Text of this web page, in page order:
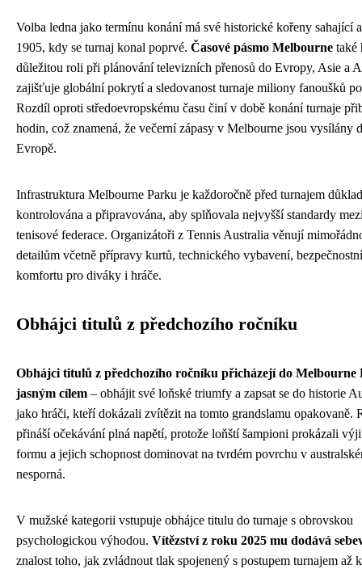
Volba ledna jako termínu konání má své historické kořeny sahající
1905, kdy se turnaj konal poprvé. Časové pásmo Melbourne také
důležitou roli při plánování televizních přenosů do Evropy, Asie a
zajišťuje globální pokrytí a sledovanost turnaje miliony fanoušků
Rozdíl oproti středoevropskému času činí v době konání turnaje
hodin, což znamená, že večerní zápasy v Melbourne jsou vysílány
Evropě.
Infrastruktura Melbourne Parku je každoročně před turnajem
kontrolována a připravována, aby splňovala nejvyšší standardy
tenisové federace. Organizátoři z Tennis Australia věnují
detailům včetně přípravy kurtů, technického vybavení,
komfortu pro diváky i hráče.
Obhájci titulů z předchozího ročníku
Obhájci titulů z předchozího ročníku přicházejí do Melbourne
jasným cílem – obhájit své loňské triumfy a zapsat se do historie
jako hráči, kteří dokázali zvítězit na tomto grandslamu opakovaně.
přináší očekávání plná napětí, protože loňští šampioni prokázali
formu a jejich schopnost dominovat na tvrdém povrchu v
nesporná.
V mužské kategorii vstupuje obhájce titulu do turnaje s obrovskou
psychologickou výhodou. Vítězství z roku 2025 mu dodává
znalost toho, jak zvládnout tlak spojenený s postupem turnajem až